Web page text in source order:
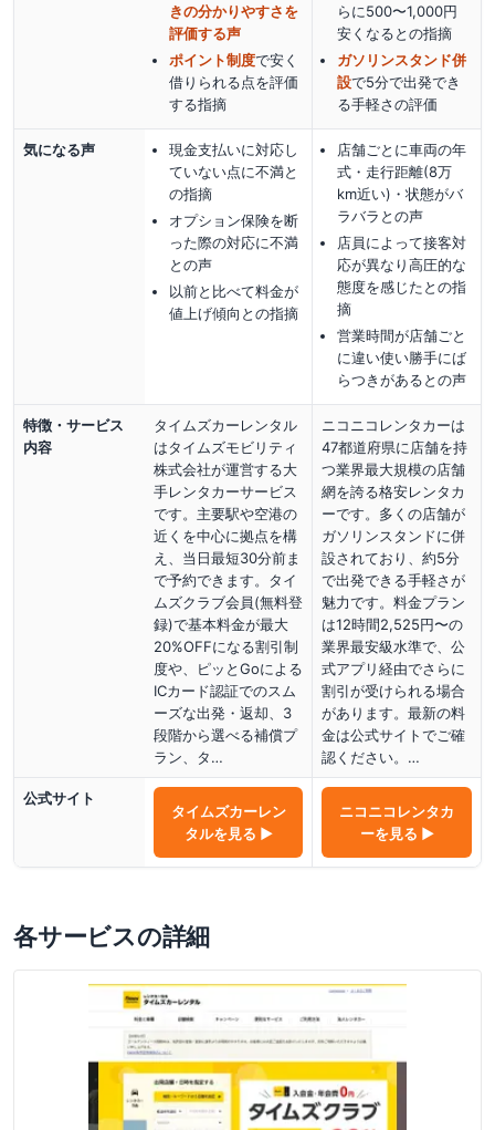
きの分かりやすさを
評価する声
ポイント制度で安く
借りられる点を評価
する指摘
らに500〜1,000円
安くなるとの指摘
ガソリンスタンド併
設で5分で出発でき
る手軽さの評価
気になる声
現金支払いに対応し
ていない点に不満と
の指摘
オプション保険を断
った際の対応に不満
との声
以前と比べて料金が
値上げ傾向との指摘
店舗ごとに車両の年
式・走行距離(8万
km近い)・状態がバ
ラバラとの声
店員によって接客対
応が異なり高圧的な
態度を感じたとの指
摘
営業時間が店舗ごと
に違い使い勝手にば
らつきがあるとの声
特徴・サービス
内容
タイムズカーレンタル
はタイムズモビリティ
株式会社が運営する大
手レンタカーサービス
です。主要駅や空港の
近くを中心に拠点を構
え、当日最短30分前ま
で予約できます。タイ
ムズクラブ会員(無料登
録)で基本料金が最大
20%OFFになる割引制
度や、ピッとGoによる
ICカード認証でのスム
ーズな出発・返却、3
段階から選べる補償プ
ラン、タ…
ニコニコレンタカーは
47都道府県に店舗を持
つ業界最大規模の店舗
網を誇る格安レンタカ
ーです。多くの店舗が
ガソリンスタンドに併
設されており、約5分
で出発できる手軽さが
魅力です。料金プラン
は12時間2,525円〜の
業界最安級水準で、公
式アプリ経由でさらに
割引が受けられる場合
があります。最新の料
金は公式サイトでご確
認ください。…
公式サイト
タイムズカーレン
タルを見る ▶
ニコニコレンタカ
ーを見る ▶
各サービスの詳細